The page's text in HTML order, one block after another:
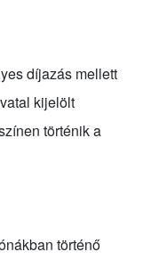
díjazás mellett
kijelölt
történik a
történő